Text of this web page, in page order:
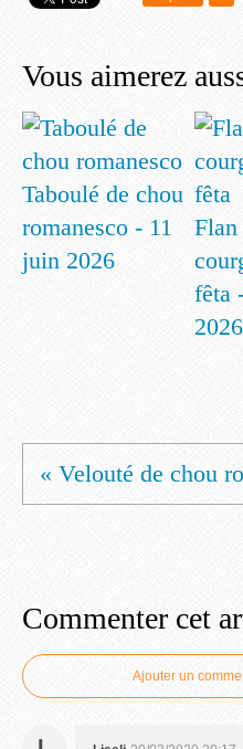
Vous aimerez
Taboulé de chou
romanesco - 11
juin 2026
Flan
fêta
2026
« Velouté de chou
Commenter cet
Ajouter un